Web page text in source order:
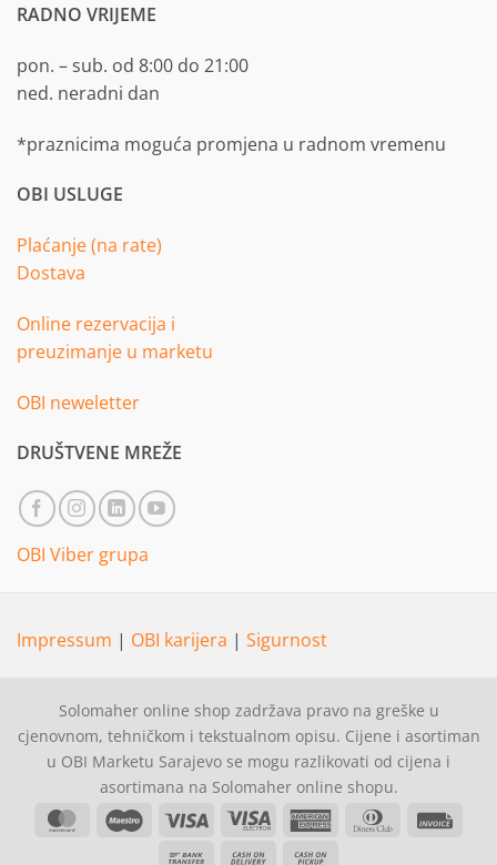
RADNO VRIJEME
pon. – sub. od 8:00 do 21:00
ned. neradni dan
*praznicima moguća promjena u radnom vremenu
OBI USLUGE
Plaćanje (na rate)
Dostava
Online rezervacija i
preuzimanje u marketu
OBI neweletter
DRUŠTVENE MREŽE
OBI Viber grupa
Impressum | OBI karijera | Sigurnost
Solomaher online shop zadržava pravo na greške u
cjenovnom, tehničkom i tekstualnom opisu. Cijene i asortiman
u OBI Marketu Sarajevo se mogu razlikovati od cijena i
asortimana na Solomaher online shopu.
MasterCardMaestro Visa
Visa
American Dinners
Bank
Cash